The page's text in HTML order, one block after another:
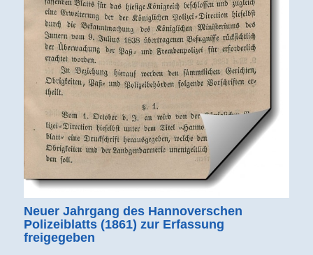
Neuer Jahrgang des Hannoverschen
Polizeiblatts (1861) zur Erfassung
freigegeben